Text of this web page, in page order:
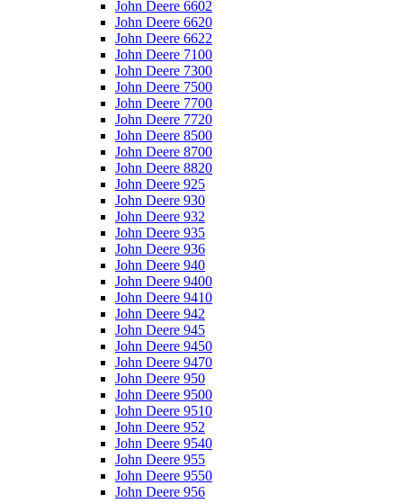
John Deere 6602
John Deere 6620
John Deere 6622
John Deere 7100
John Deere 7300
John Deere 7500
John Deere 7700
John Deere 7720
John Deere 8500
John Deere 8700
John Deere 8820
John Deere 925
John Deere 930
John Deere 932
John Deere 935
John Deere 936
John Deere 940
John Deere 9400
John Deere 9410
John Deere 942
John Deere 945
John Deere 9450
John Deere 9470
John Deere 950
John Deere 9500
John Deere 9510
John Deere 952
John Deere 9540
John Deere 955
John Deere 9550
John Deere 956